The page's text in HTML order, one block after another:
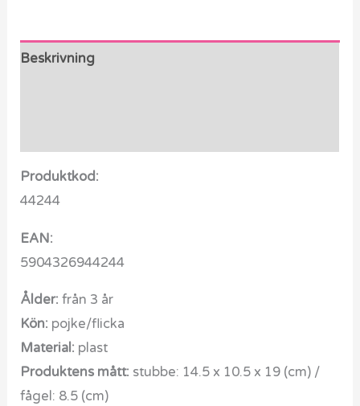
Beskrivning
Produktkod:
44244
EAN:
5904326944244
Ålder: från 3 år
Kön: pojke/flicka
Material: plast
Produktens mått: stubbe: 14.5 x 10.5 x 19 (cm) /
fågel: 8.5 (cm)